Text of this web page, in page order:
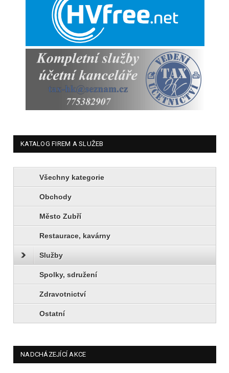
KATALOG FIREM A SLUŽEB
Všechny kategorie
Obchody
Město Zubří
Restaurace, kavárny
Služby
Spolky, sdružení
Zdravotnictví
Ostatní
NADCHÁZEJÍCÍ AKCE